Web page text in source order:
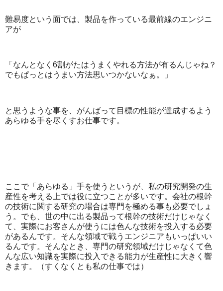
難易度という面では、製品を作っている最前線のエンジニ
アが
「なんとなく6割がたはうまくやれる方法が有るんじゃね？
でもぱっとはうまい方法思いつかないなぁ。」
と思うような事を、がんばって目標の性能が達成するよう
あらゆる手を尽くすお仕事です。
ここで「あらゆる」手を使うというが、私の研究開発の生
産性を考える上では役に立つことが多いです。会社の根幹
の技術に関する研究の場合は専門を極める事も必要でしょ
う。でも、世の中に出る製品って根幹の技術だけじゃなく
て、実際にお客さんが使うには色んな技術を投入する必要
があるんです。そんな領域で戦うエンジニアもいっぱいい
るんです。そんなとき、専門の研究領域だけじゃなくて色
んな広い知識を実際に投入できる能力が生産性に大きく響
きます。（すくなくとも私の仕事では）